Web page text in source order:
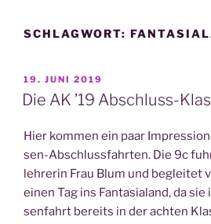
SCHLAGWORT:
VERÖFFENTLICHT
AM
19. JUNI 2019
Die AK ’19 Abschluss-
Hier kom­men ein paar
sen-Abschluss­fahr­ten. Die 9c
leh­re­rin Frau Blum und beglei­tet
einen Tag ins Fan­ta­sia­land, da
sen­fahrt bereits in der ach­ten